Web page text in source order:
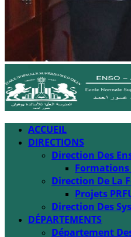
ACCUEIL
DIRECTIONS
Direction Des
Direction De La
Projets
Direction Des
DÉPARTEMENTS
Département